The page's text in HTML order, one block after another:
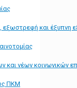
και έξυπνη
και νέων κοινωνικών
ΠΚΜ